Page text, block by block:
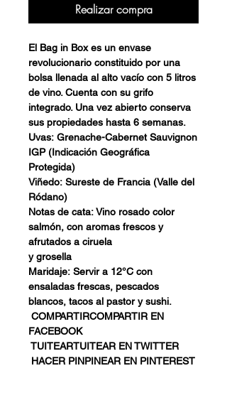
Realizar compra
El Bag in Box es un envase
revolucionario constituido por una
bolsa llenada al alto vacío con 5 litros
de vino. Cuenta con su grifo
integrado. Una vez abierto conserva
sus propiedades hasta 6 semanas.
Uvas: Grenache-Cabernet Sauvignon
IGP (Indicación Geográfica
Protegida)
Viñedo: Sureste de Francia (Valle del
Ródano)
Notas de cata:Vino rosado color
salmón, con aromas frescos y
afrutados a ciruela
y grosella
Maridaje: Servir a 12°C con
ensaladas frescas, pescados
blancos, tacos al pastor y sushi.
COMPARTIRCOMPARTIR EN
FACEBOOK
TUITEARTUITEAR EN TWITTER
HACER PINPINEAR EN PINTEREST